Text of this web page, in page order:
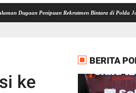
Penipuan Rekrutmen Bintara di Polda Jambi Tim
ke
BERITA